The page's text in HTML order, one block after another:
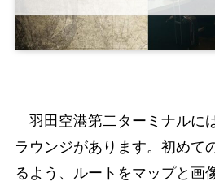
羽田空港第二ターミナルに
ラウンジがあります。初めて
るよう、ルートをマップと画